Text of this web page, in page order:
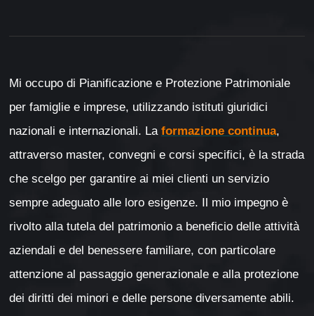
Mi occupo di Pianificazione e Protezione Patrimoniale
per famiglie e imprese, utilizzando istituti giuridici
nazionali e internazionali. La formazione continua,
attraverso master, convegni e corsi specifici, è la strada
che scelgo per garantire ai miei clienti un servizio
sempre adeguato alle loro esigenze. Il mio impegno è
rivolto alla tutela del patrimonio a beneficio delle attività
aziendali e del benessere familiare, con particolare
attenzione al passaggio generazionale e alla protezione
dei diritti dei minori e delle persone diversamente abili.